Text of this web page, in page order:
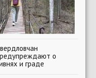
о
и граде